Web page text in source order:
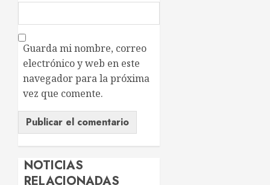
Guarda mi nombre, correo
electrónico y web en este
navegador para la próxima
vez que comente.
NOTICIAS
RELACIONADAS